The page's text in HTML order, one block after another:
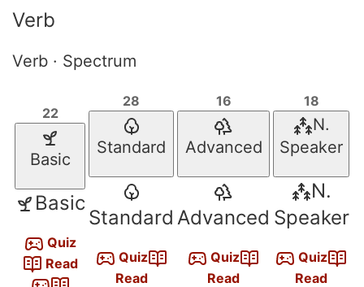
Verb
Verb · Spectrum
22
Basic
Basic
Quiz
Read
28
Standard
Standard
Quiz
Read
16
Advanced
Advanced
Quiz
Read
18
N.
Speaker
N.
Speaker
Quiz
Read